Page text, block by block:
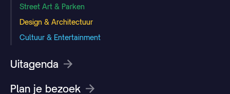
Street Art & Parken
Design & Architectuur
Cultuur & Entertainment
Uitagenda
Plan je bezoek